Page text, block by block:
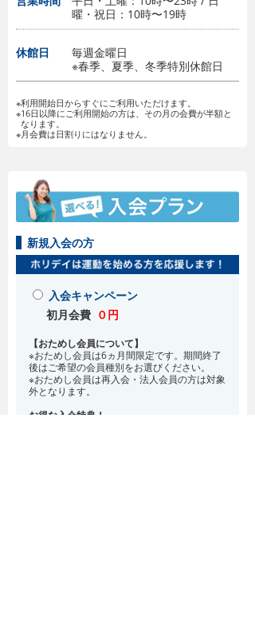
曜・祝日：10時〜19時
休館日
毎週金曜日
※春季、夏季、冬季特別休館日
※利用開始日からすぐにご利用いただけます。
※16日以降にご利用開始の方は、その月の会費が半額と
なります。
※月会費は日割りにはなりません。
新規入会の方
入会キャンペーン
初月会費 ０円
【おためし会員について】
※おためし会員は6ヵ月間限定です。期間終了
後はご希望の会員種別をお選びください。
※おためし会員は再入会・法人会員の方は対象
外となります。
お得な入会特典！